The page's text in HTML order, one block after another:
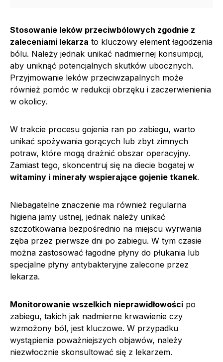
Stosowanie leków przeciwbólowych zgodnie z
zaleceniami lekarza to kluczowy element łagodzenia
bólu. Należy jednak unikać nadmiernej konsumpcji,
aby uniknąć potencjalnych skutków ubocznych.
Przyjmowanie leków przeciwzapalnych może
również pomóc w redukcji obrzęku i zaczerwienienia
w okolicy.
W trakcie procesu gojenia ran po zabiegu, warto
unikać spożywania gorących lub zbyt zimnych
potraw, które mogą drażnić obszar operacyjny.
Zamiast tego, skoncentruj się na diecie bogatej w
witaminy i minerały wspierające gojenie tkanek.
Niebagatelne znaczenie ma również regularna
higiena jamy ustnej, jednak należy unikać
szczotkowania bezpośrednio na miejscu wyrwania
zęba przez pierwsze dni po zabiegu. W tym czasie
można zastosować łagodne płyny do płukania lub
specjalne płyny antybakteryjne zalecone przez
lekarza.
Monitorowanie wszelkich nieprawidłowości po
zabiegu, takich jak nadmierne krwawienie czy
wzmożony ból, jest kluczowe. W przypadku
wystąpienia poważniejszych objawów, należy
niezwłocznie skonsultować się z lekarzem.